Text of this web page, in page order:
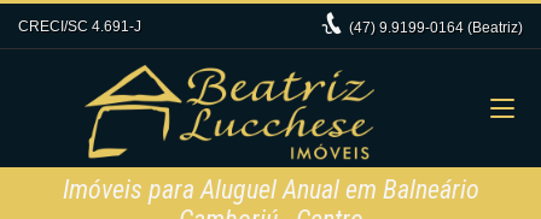
CRECI/SC 4.691-J (47) 9.9199-0164 (Beatriz)
Imóveis para Aluguel Anual em Balneário